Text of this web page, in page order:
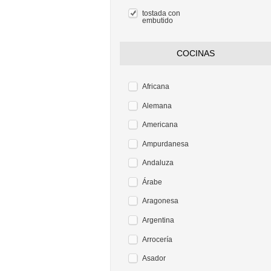
tostada con
embutido
COCINAS
Africana
Alemana
Americana
Ampurdanesa
Andaluza
Árabe
Aragonesa
Argentina
Arrocería
Asador